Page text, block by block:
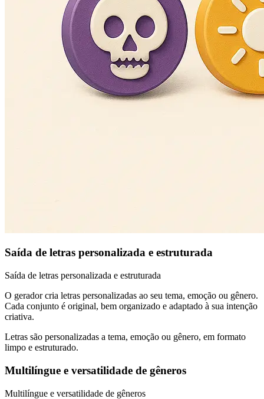
Saída de letras personalizada e estruturada
Saída de letras personalizada e estruturada
O gerador cria letras personalizadas ao seu tema, emoção ou gênero.
Cada conjunto é original, bem organizado e adaptado à sua intenção
criativa.
Letras são personalizadas a tema, emoção ou gênero, em formato
limpo e estruturado.
Multilíngue e versatilidade de gêneros
Multilíngue e versatilidade de gêneros